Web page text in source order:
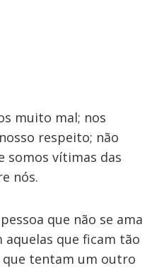
muito mal; nos
respeito; não
somos vítimas das
nós.
que não se ama
aquelas que ficam tão
que tentam um outro